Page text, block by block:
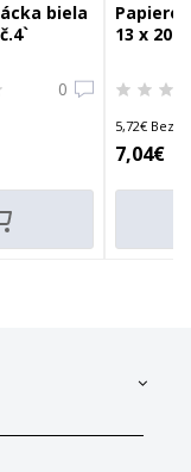
biela
0
13 x 20
5,72€ Bez
7,04€